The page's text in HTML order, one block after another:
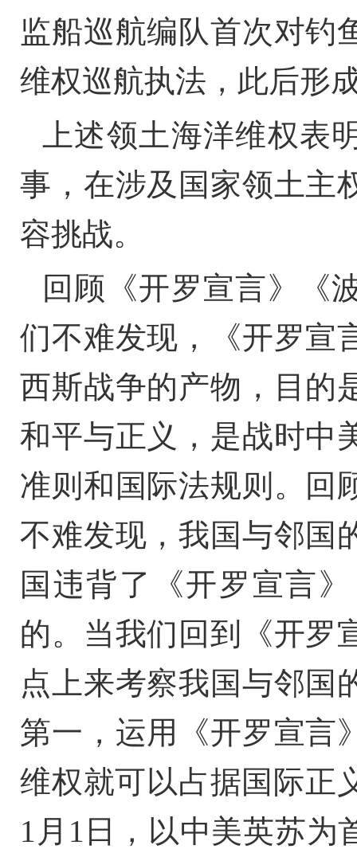
监船巡航编队首次对钓
维权巡航执法，此后形
上述领土海洋维权表
事，在涉及国家领土主
容挑战。
回顾《开罗宣言》《
们不难发现，《开罗宣
西斯战争的产物，目的
和平与正义，是战时中
准则和国际法规则。回
不难发现，我国与邻国
国违背了《开罗宣言
的。当我们回到《开罗
点上来考察我国与邻国
第一，运用《开罗宣言
维权就可以占据国际正
1月1日，以中美英苏为